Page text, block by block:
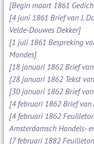
[Begin maart 1861
[4 juni 1861 Brief van J.
Velde-Douwes Dekker]
[1 juli 1861 Bespreking
Mondes]
[18 januari 1862 Brief
[28 januari 1862 Tekst
[30 januari 1862 Brief
[4 februari 1862 Brief van
[4 februari 1862
Amsterdamsch Handels-
[7 februari 1882